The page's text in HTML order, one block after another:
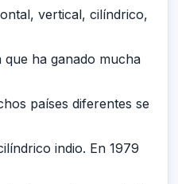
vertical, cilíndrico,
ha ganado mucha
países diferentes se
indio. En 1979